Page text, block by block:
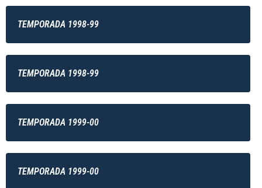
TEMPORADA 1998-99
TEMPORADA 1998-99
TEMPORADA 1999-00
TEMPORADA 1999-00